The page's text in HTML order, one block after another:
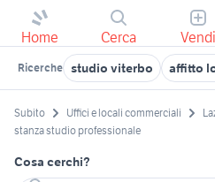
Home Cerca Vendi
Ricerche studio viterbo affitto
Subito Uffici e locali commerciali
stanza studio professionale
Cosa cerchi?